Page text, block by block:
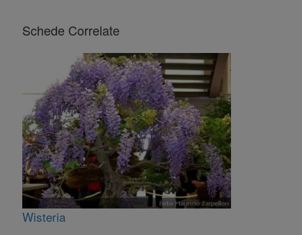
Schede Correlate
Wisteria